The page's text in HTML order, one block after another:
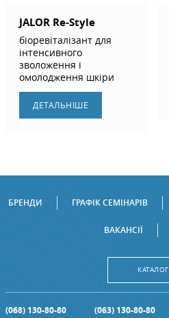
JALOR Re-Style
біоревіталізант для
інтенсивного
зволоження і
омолодження шкіри
ДЕТАЛЬНIШЕ
БРЕНДИ ГРАФІК СЕМІНАРІВ
ВАКАНСІЇ
КАТАЛОГ
(068) 130-80-80 (063) 130-80-80